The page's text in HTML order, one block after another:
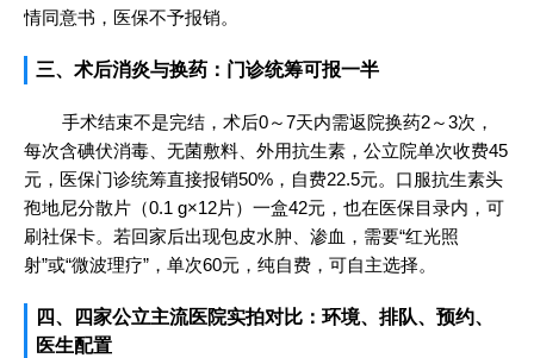
情同意书，医保不予报销。
三、术后消炎与换药：门诊统筹可报一半
手术结束不是完结，术后0～7天内需返院换药2～3次，
每次含碘伏消毒、无菌敷料、外用抗生素，公立院单次收费45
元，医保门诊统筹直接报销50%，自费22.5元。口服抗生素头
孢地尼分散片（0.1 g×12片）一盒42元，也在医保目录内，可
刷社保卡。若回家后出现包皮水肿、渗血，需要“红光照
射”或“微波理疗”，单次60元，纯自费，可自主选择。
四、四家公立主流医院实拍对比：环境、排队、预约、
医生配置